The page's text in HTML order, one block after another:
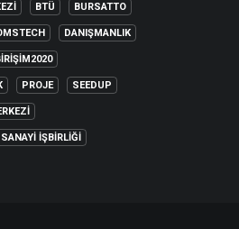
BTÜ BURSATTO
DANIŞMANLIK
PROJE SEEDUP
İŞBIRLIĞI